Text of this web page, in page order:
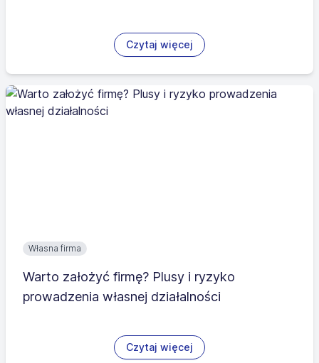
Czytaj więcej
Własna firma
Warto założyć firmę? Plusy i ryzyko
prowadzenia własnej działalności
Czytaj więcej